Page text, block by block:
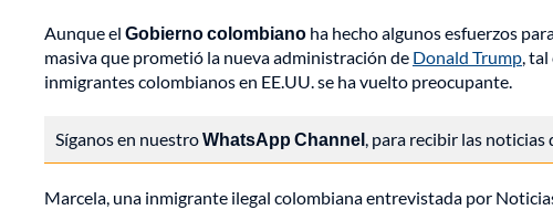
Aunque el Gobierno colombiano ha hecho algunos esfuerzos
masiva que prometió la nueva administración de Donald Trump,
inmigrantes colombianos en EE.UU. se ha vuelto preocupante.
Síganos en nuestroWhatsApp Channel, para recibir las noticias
Marcela, una inmigrante ilegal colombiana entrevistada por